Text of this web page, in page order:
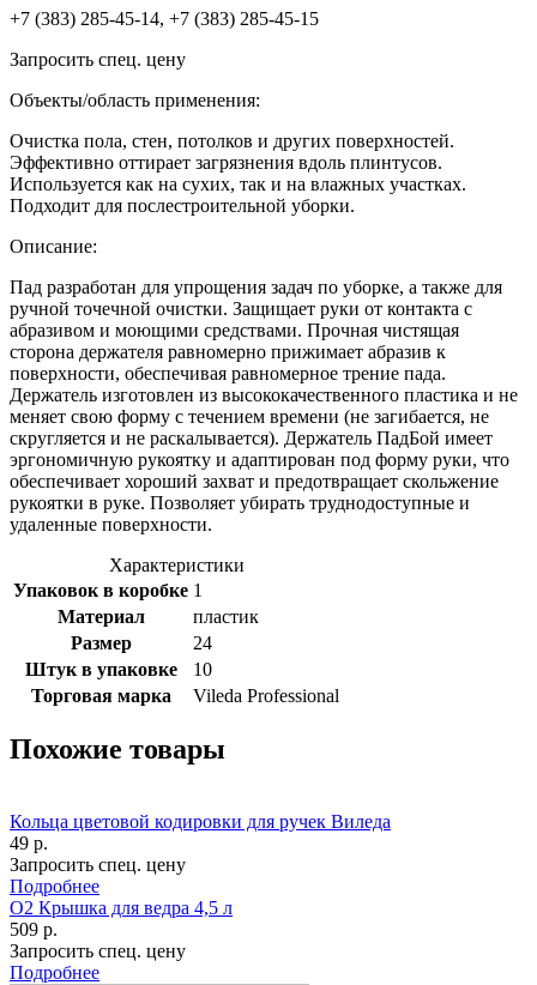
+7 (383) 285-45-14, +7 (383) 285-45-15
Запросить спец. цену
Объекты/область применения:
Очистка пола, стен, потолков и других поверхностей.
Эффективно оттирает загрязнения вдоль плинтусов.
Используется как на сухих, так и на влажных участках.
Подходит для послестроительной уборки.
Описание:
Пад разработан для упрощения задач по уборке, а также для
ручной точечной очистки. Защищает руки от контакта с
абразивом и моющими средствами. Прочная чистящая
сторона держателя равномерно прижимает абразив к
поверхности, обеспечивая равномерное трение пада.
Держатель изготовлен из высококачественного пластика и не
меняет свою форму с течением времени (не загибается, не
скругляется и не раскалывается). Держатель ПадБой имеет
эргономичную рукоятку и адаптирован под форму руки, что
обеспечивает хороший захват и предотвращает скольжение
рукоятки в руке. Позволяет убирать труднодоступные и
удаленные поверхности.
Характеристики
Упаковок в коробке 1
Материал
пластик
Размер
24
Штук в упаковке
10
Торговая марка
Vileda Professional
Похожие товары
Кольца цветовой кодировки для ручек Виледа
49 р.
Запросить спец. цену
Подробнее
О2 Крышка для ведра 4,5 л
509 р.
Запросить спец. цену
Подробнее